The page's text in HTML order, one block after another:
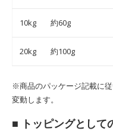
10kg 約60g
20kg 約100g
※商品のパッケージ記載に
変動します。
■ トッピングとして